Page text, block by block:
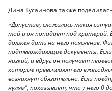
Дина Кусаинова также
«Допустим, сложилась такая
той и он попадает под критерий.
должен дать на него пояснение.
подтверждающие документы. Если
низкий, и вдруг он получает
которые превышают его
возникнут обязательно. Если
нулям", показывает, что у него 0